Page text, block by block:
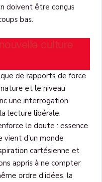
doivent être conçus
bas.
culture
de rapports de force
et le niveau
une interrogation
lecture libérale.
le doute : essence
vient d’un monde
cartésienne et
appris à ne compter
ordre d’idées, la